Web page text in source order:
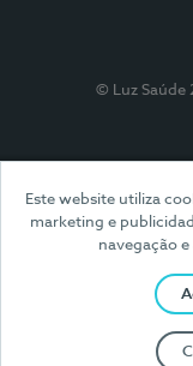
Este website utiliza
marketing e
navegação
© Luz Saúde